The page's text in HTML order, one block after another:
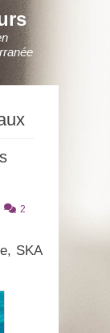
2
SKA